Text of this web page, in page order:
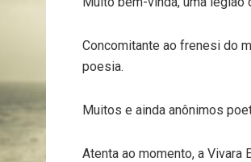
Concomitante ao frenesi do
poesia.
Muitos e ainda anônimos
Atenta ao momento, a Vivara